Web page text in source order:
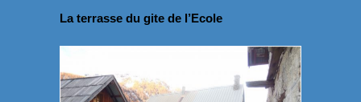
La terrasse du gite de l’Ecole